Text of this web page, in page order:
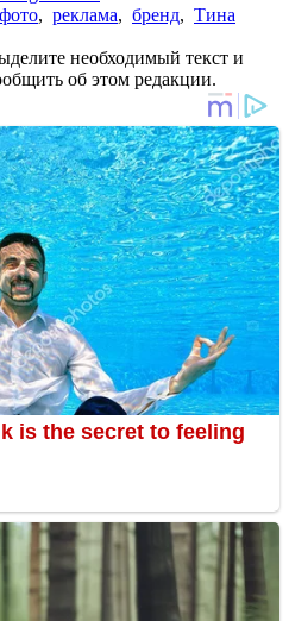
фото, реклама, бренд, Тина
необходимый текст и
об этом редакции.